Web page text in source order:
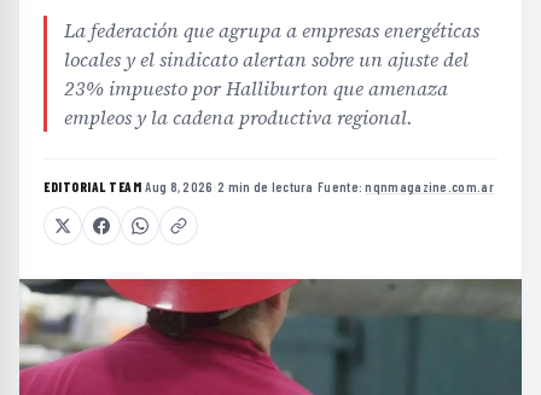
La federación que agrupa a empresas energéticas
locales y el sindicato alertan sobre un ajuste del
23% impuesto por Halliburton que amenaza
empleos y la cadena productiva regional.
EDITORIAL TEAM·Aug 8, 2026 ·2 min de lectura ·Fuente:nqnmagazine.com.ar